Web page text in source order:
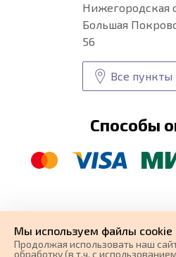
Нижегородская
Большая
56
Все пункты
Способы
поисковое продвижение
Мы используем файлы cookie
Продолжая использовать наш
обработку (в т.ч. с